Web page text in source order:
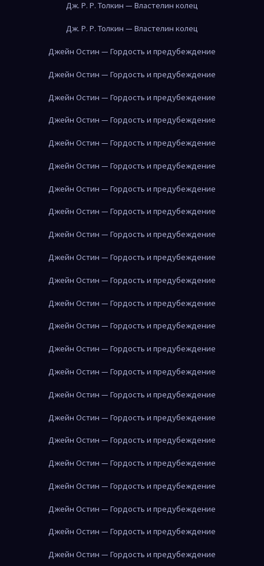
Дж. Р. Р. Толкин — Властелин колец
Дж. Р. Р. Толкин — Властелин колец
Джейн Остин — Гордость и предубеждение
Джейн Остин — Гордость и предубеждение
Джейн Остин — Гордость и предубеждение
Джейн Остин — Гордость и предубеждение
Джейн Остин — Гордость и предубеждение
Джейн Остин — Гордость и предубеждение
Джейн Остин — Гордость и предубеждение
Джейн Остин — Гордость и предубеждение
Джейн Остин — Гордость и предубеждение
Джейн Остин — Гордость и предубеждение
Джейн Остин — Гордость и предубеждение
Джейн Остин — Гордость и предубеждение
Джейн Остин — Гордость и предубеждение
Джейн Остин — Гордость и предубеждение
Джейн Остин — Гордость и предубеждение
Джейн Остин — Гордость и предубеждение
Джейн Остин — Гордость и предубеждение
Джейн Остин — Гордость и предубеждение
Джейн Остин — Гордость и предубеждение
Джейн Остин — Гордость и предубеждение
Джейн Остин — Гордость и предубеждение
Джейн Остин — Гордость и предубеждение
Джейн Остин — Гордость и предубеждение